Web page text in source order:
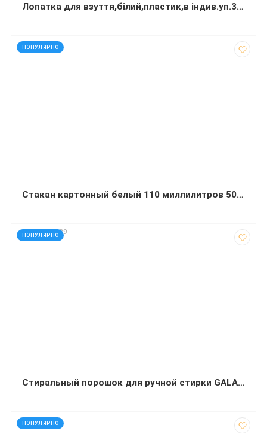
Лопатка для взуття,білий,пластик,в індив.уп.30 шт/уп,п/з
ПОПУЛЯРНО
код: 91265
Стакан картонный белый 110 миллилитров 50 штук
ПОПУЛЯРНО
код: 1202889
Стиральный порошок для ручной стирки GALA СМЗ Французский аромат 400 г
ПОПУЛЯРНО
код: 43165